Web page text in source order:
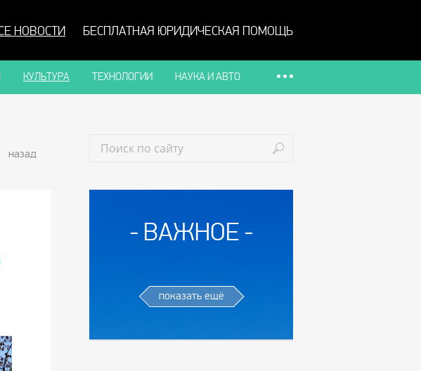
НОВОСТИ БЕСПЛАТНАЯ ЮРИДИЧЕСКАЯ ПОМОЩЬ
КУЛЬТУРА ТЕХНОЛОГИИ НАУКА И АВТО
ВАЖНОЕ
показать ещё
назад